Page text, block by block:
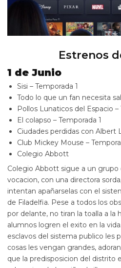
Estrenos
1 de Junio
Sisi – Temporada 1
Todo lo que un fan necesita
Pollos Lunaticos del Espacio –
El colapso – Temporada 1
Ciudades perdidas con Albert
Club Mickey Mouse –
Colegio Abbott
Colegio Abbott sigue a un grupo
vocacion, con una directora
intentan apañarselas con el
de Filadelfia. Pese a todos los
por delante, no tiran la toalla a la
alumnos logren el exito en la
esclavos del sistema publico les
cosas les vengan grandes,
que la predisposicion del distrito